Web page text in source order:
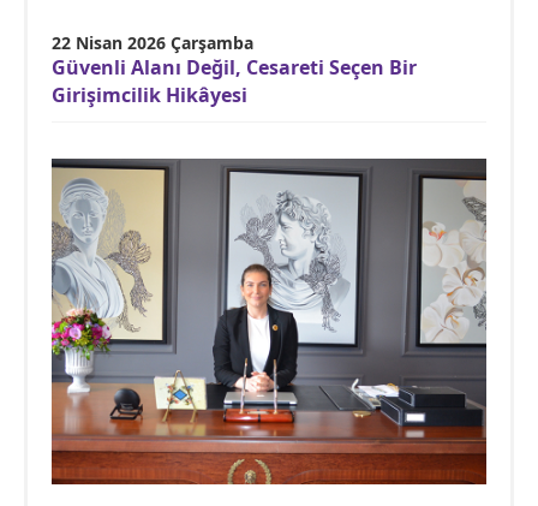
22 Nisan 2026 Çarşamba
Güvenli Alanı Değil, Cesareti Seçen Bir
Girişimcilik Hikâyesi